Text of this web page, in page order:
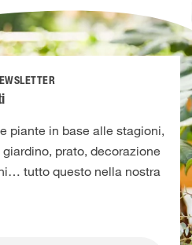
piante in base alle stagioni,
prato, decorazione
tutto questo nella nostra